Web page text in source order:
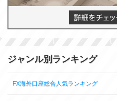
ジャンル別ランキング
FX海外口座総合人気ランキング